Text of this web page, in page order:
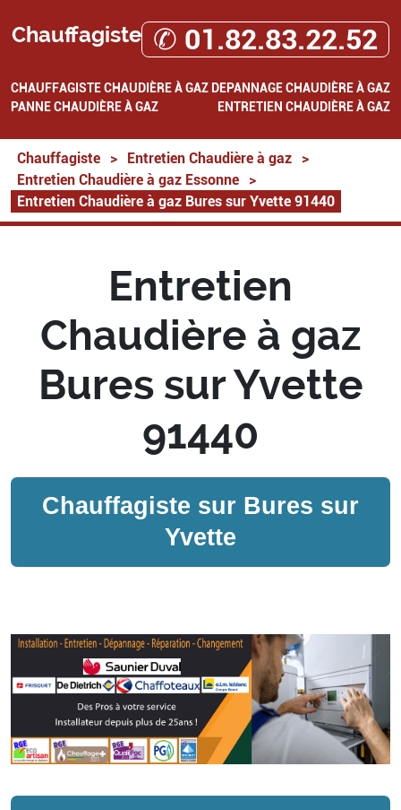
Chauffagiste ✆ 01.82.83.22.52
CHAUFFAGISTECHAUDIÈRE À GAZ DEPANNAGE CHAUDIÈRE À GAZ
PANNE CHAUDIÈRE À GAZ
ENTRETIEN CHAUDIÈRE À GAZ
Chauffagiste > Entretien Chaudière à gaz
>
Entretien Chaudière à gaz Essonne
>
Entretien Chaudière à gaz Bures sur Yvette 91440
Entretien
Chaudière à gaz
Bures sur Yvette
91440
Chauffagiste sur Bures sur
Yvette